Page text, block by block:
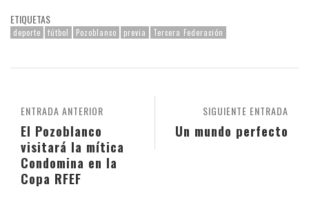
ETIQUETAS
deporte fútbol Pozoblanco previa Tercera Federación
SIGUIENTE ENTRADA
Un mundo perfecto
ENTRADA ANTERIOR
El Pozoblanco
visitará la mítica
Condomina en la
Copa RFEF